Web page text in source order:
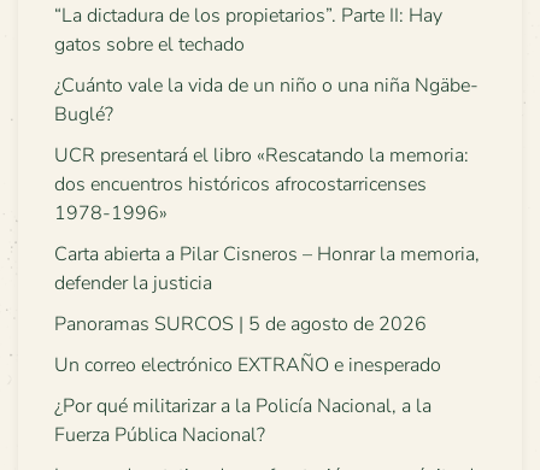
“La dictadura de los propietarios”. Parte II: Hay
gatos sobre el techado
¿Cuánto vale la vida de un niño o una niña Ngäbe-
Buglé?
UCR presentará el libro «Rescatando la memoria:
dos encuentros históricos afrocostarricenses
1978-1996»
Carta abierta a Pilar Cisneros – Honrar la memoria,
defender la justicia
Panoramas SURCOS | 5 de agosto de 2026
Un correo electrónico EXTRAÑO e inesperado
¿Por qué militarizar a la Policía Nacional, a la
Fuerza Pública Nacional?